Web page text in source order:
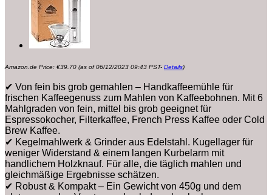
Amazon.de Price: €39.70 (as of 06/12/2023 09:43 PST- Details)
✔ Von fein bis grob gemahlen – Handkaffeemühle für
frischen Kaffeegenuss zum Mahlen von Kaffeebohnen. Mit 6
Mahlgraden von fein, mittel bis grob geeignet für
Espressokocher, Filterkaffee, French Press Kaffee oder Cold
Brew Kaffee.
✔ Kegelmahlwerk & Grinder aus Edelstahl. Kugellager für
weniger Widerstand & einem langen Kurbelarm mit
handlichem Holzknauf. Für alle, die täglich mahlen und
gleichmäßige Ergebnisse schätzen.
✔ Robust & Kompakt – Ein Gewicht von 450g und dem